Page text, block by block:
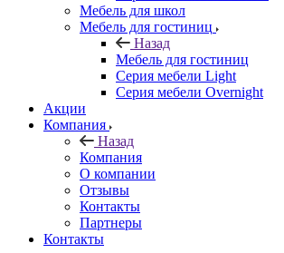
Мебель для школ
Мебель для гостиниц
Назад
Мебель для гостиниц
Серия мебели Light
Серия мебели Overnight
Акции
Компания
Назад
Компания
О компании
Отзывы
Контакты
Партнеры
Контакты